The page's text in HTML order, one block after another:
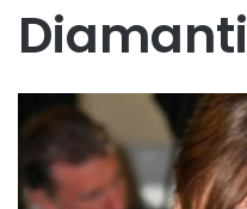
Diamanti